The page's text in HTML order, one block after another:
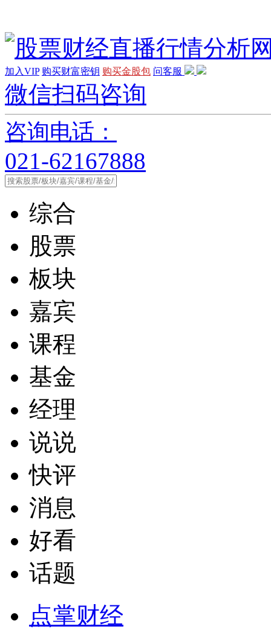
加入VIP 购买财富密钥 购买金股包 问客服
微信扫码咨询
咨询电话：
021-62167888
综合
股票
板块
嘉宾
课程
基金
经理
说说
快评
消息
好看
话题
点掌财经